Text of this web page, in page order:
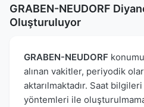
GRABEN-NEUDORF
Oluşturuluyor
GRABEN-NEUDORF
alınan vakitler, periyodik
aktarılmaktadır. Saat
yöntemleri ile